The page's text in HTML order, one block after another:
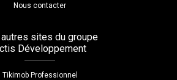
Nous contacter
sites du groupe
Développement
Tikimob Professionnel